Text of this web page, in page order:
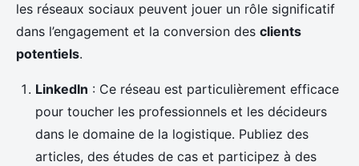
les réseaux sociaux peuvent jouer un rôle significatif
dans l’engagement et la conversion des clients
potentiels.
LinkedIn : Ce réseau est particulièrement efficace
pour toucher les professionnels et les décideurs
dans le domaine de la logistique. Publiez des
articles, des études de cas et participez à des